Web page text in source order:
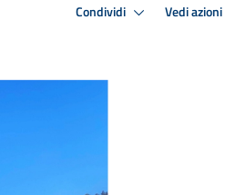
Condividi Vedi azioni